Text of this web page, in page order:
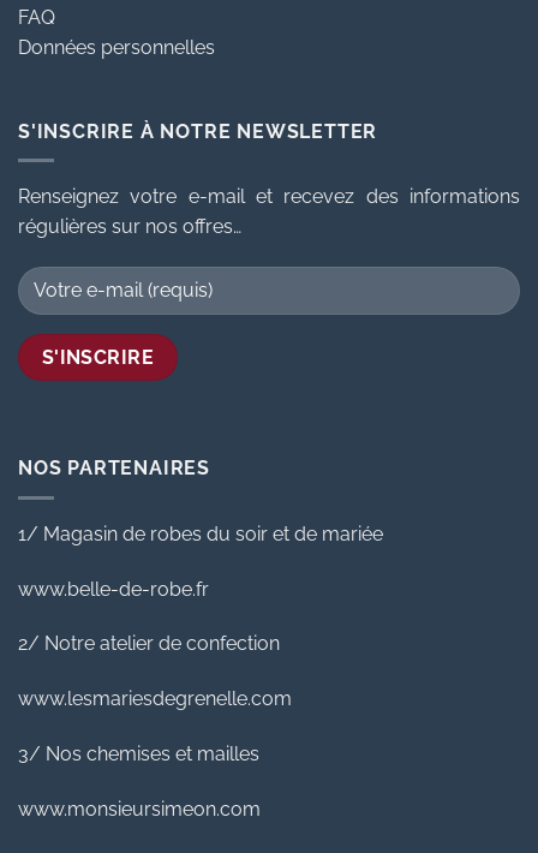
FAQ
Données personnelles
S'INSCRIRE À NOTRE NEWSLETTER
Renseignez votre e-mail et recevez des informations
régulières sur nos offres…
NOS PARTENAIRES
1/ Magasin de robes du soir et de mariée
www.belle-de-robe.fr
2/ Notre atelier de confection
www.lesmariesdegrenelle.com
3/ Nos chemises et mailles
www.monsieursimeon.com